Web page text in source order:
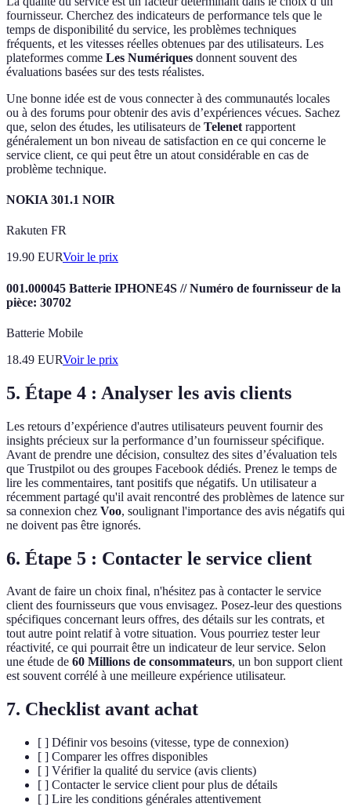
fournisseur. Cherchez des indicateurs de performance tels que le
temps de disponibilité du service, les problèmes techniques
fréquents, et les vitesses réelles obtenues par des utilisateurs. Les
plateformes comme Les Numériques donnent souvent des
évaluations basées sur des tests réalistes.
Une bonne idée est de vous connecter à des communautés locales
ou à des forums pour obtenir des avis d’expériences vécues. Sachez
que, selon des études, les utilisateurs de Telenet rapportent
généralement un bon niveau de satisfaction en ce qui concerne le
service client, ce qui peut être un atout considérable en cas de
problème technique.
NOKIA 301.1 NOIR
Rakuten FR
19.90 EURVoir le prix
001.000045 Batterie IPHONE4S // Numéro de fournisseur de la
pièce: 30702
Batterie Mobile
18.49 EURVoir le prix
5. Étape 4 : Analyser les avis clients
Les retours d’expérience d'autres utilisateurs peuvent fournir des
insights précieux sur la performance d’un fournisseur spécifique.
Avant de prendre une décision, consultez des sites d’évaluation tels
que Trustpilot ou des groupes Facebook dédiés. Prenez le temps de
lire les commentaires, tant positifs que négatifs. Un utilisateur a
récemment partagé qu'il avait rencontré des problèmes de latence sur
sa connexion chez Voo, soulignant l'importance des avis négatifs qui
ne doivent pas être ignorés.
6. Étape 5 : Contacter le service client
Avant de faire un choix final, n'hésitez pas à contacter le service
client des fournisseurs que vous envisagez. Posez-leur des questions
spécifiques concernant leurs offres, des détails sur les contrats, et
tout autre point relatif à votre situation. Vous pourriez tester leur
réactivité, ce qui pourrait être un indicateur de leur service. Selon
une étude de 60 Millions de consommateurs, un bon support client
est souvent corrélé à une meilleure expérience utilisateur.
7. Checklist avant achat
[ ] Définir vos besoins (vitesse, type de connexion)
[ ] Comparer les offres disponibles
[ ] Vérifier la qualité du service (avis clients)
[ ] Contacter le service client pour plus de détails
[ ] Lire les conditions générales attentivement